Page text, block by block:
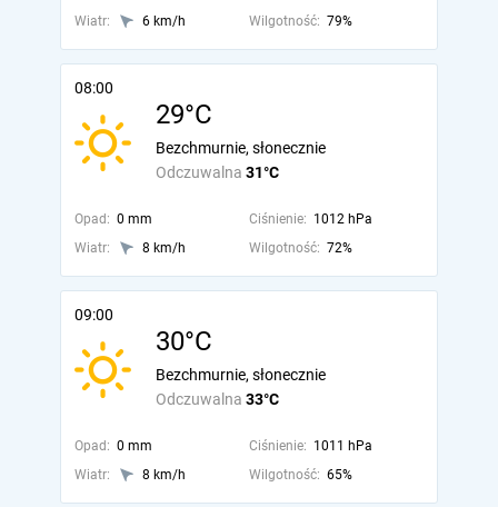
Wiatr: 6 km/h Wilgotność: 79%
08:00
29°C
Odczuwalna 31°C
Bezchmurnie, słonecznie
Opad: 0 mm Ciśnienie: 1012 hPa
Wiatr:
8 km/h Wilgotność: 72%
09:00
30°C
Odczuwalna 33°C
Bezchmurnie, słonecznie
Opad: 0 mm Ciśnienie: 1011 hPa
Wiatr:
8 km/h Wilgotność: 65%